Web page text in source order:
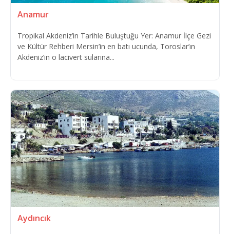
Anamur
Tropikal Akdeniz’in Tarihle Buluştuğu Yer: Anamur İlçe Gezi
ve Kültür Rehberi Mersin’in en batı ucunda, Toroslar’ın
Akdeniz’in o lacivert sularına...
Aydıncık